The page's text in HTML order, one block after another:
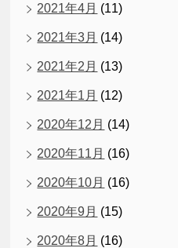
2021年4月 (11)
2021年3月 (14)
2021年2月 (13)
2021年1月 (12)
2020年12月 (14)
2020年11月 (16)
2020年10月 (16)
2020年9月 (15)
2020年8月 (16)